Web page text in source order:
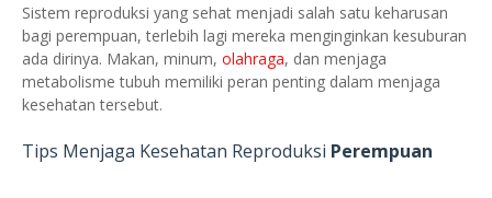
Sistem reproduksi yang sehat menjadi salah satu keharusan
bagi perempuan, terlebih lagi mereka menginginkan kesuburan
ada dirinya. Makan, minum, olahraga, dan menjaga
metabolisme tubuh memiliki peran penting dalam menjaga
kesehatan tersebut.
Tips Menjaga Kesehatan Reproduksi Perempuan